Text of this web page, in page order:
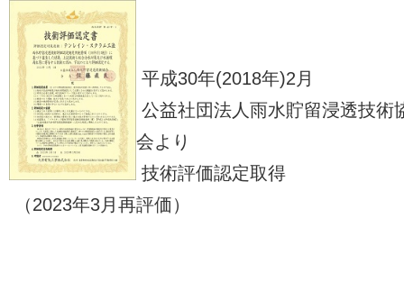
平成30年(2018年)2月
公益社団法人雨水貯留浸透技術
会より
技術評価認定取得
（2023年3月再評価）